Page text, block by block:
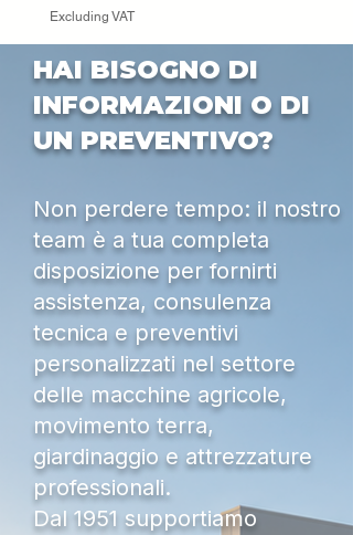
Excluding VAT
HAI BISOGNO DI
INFORMAZIONI O DI
UN PREVENTIVO?
Non perdere tempo: il nostro
team è a tua completa
disposizione per fornirti
assistenza, consulenza
tecnica e preventivi
personalizzati nel settore
delle macchine agricole,
movimento terra,
giardinaggio e attrezzature
professionali.
Dal 1951 supportiamo